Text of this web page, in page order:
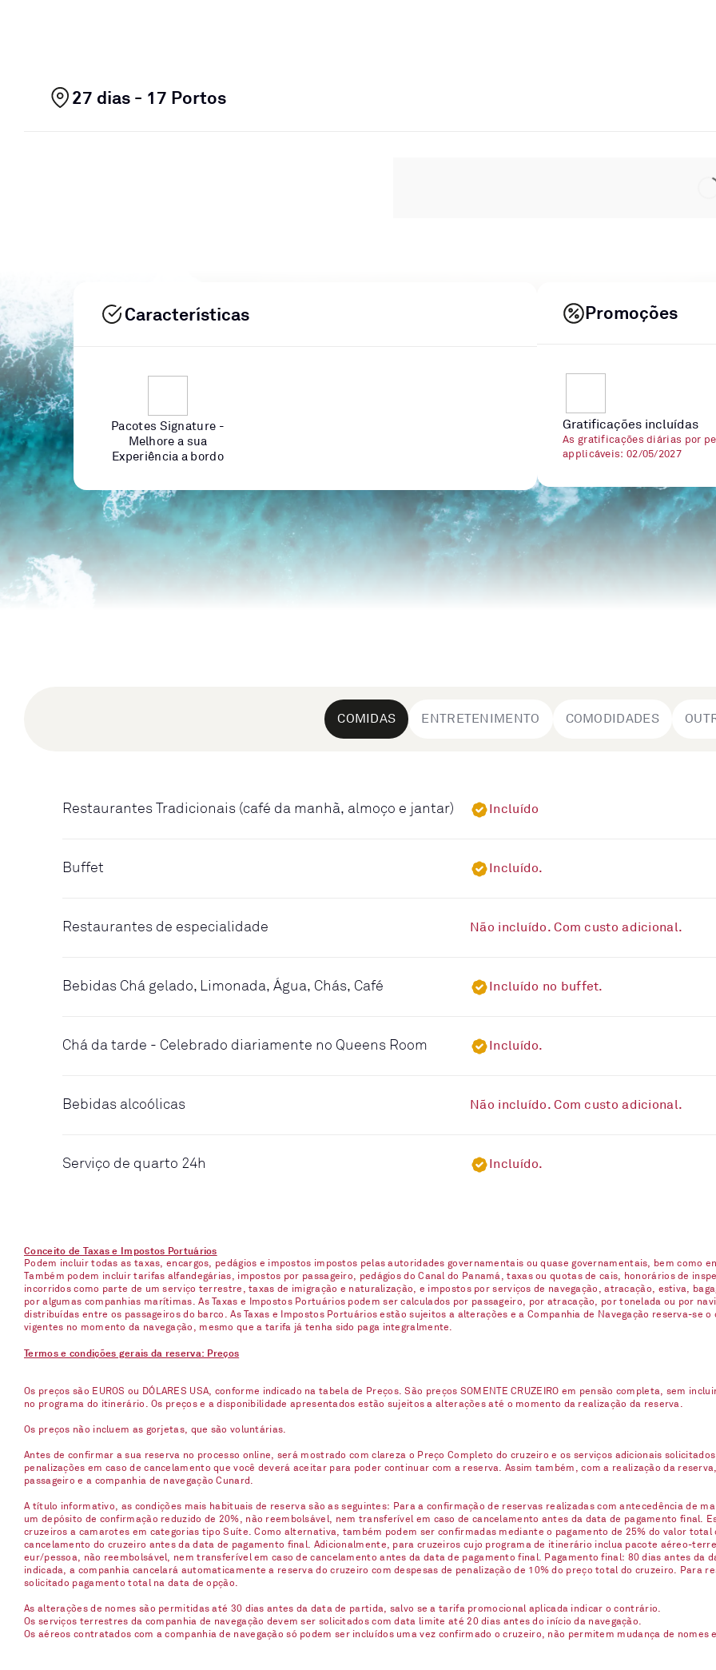
27 dias - 17 Portos
Características
Pacotes Signature -
Melhore a sua
Experiência a bordo
Promoções
Gratificações incluídas
As gratificações diárias por
applicáveis: 02/05/2027
COMIDAS ENTRETENIMENTO COMODIDADES
Restaurantes Tradicionais (café da manhã, almoço e jantar) Incluído
Buffet Incluído.
Restaurantes de especialidade Não incluído. Com custo adicional.
Bebidas Chá gelado, Limonada, Água, Chás, Café Incluído no buffet.
Chá da tarde - Celebrado diariamente no Queens Room Incluído.
Bebidas alcoólicas Não incluído. Com custo adicional.
Serviço de quarto 24h Incluído.
Conceito de Taxas e Impostos Portuários
Podem incluir todas as taxas, encargos, pedágios e impostos impostos pelas autoridades governamentais ou quase governamentais, bem como
Também podem incluir tarifas alfandegárias, impostos por passageiro, pedágios do Canal do Panamá, taxas ou quotas de cais, honorários de
incorridos como parte de um serviço terrestre, taxas de imigração e naturalização, e impostos por serviços de navegação, atracação, estiva,
por algumas companhias marítimas. As Taxas e Impostos Portuários podem ser calculados por passageiro, por atracação, por tonelada ou por
distribuídas entre os passageiros do barco. As Taxas e Impostos Portuários estão sujeitos a alterações e a Companhia de Navegação reserva-se
vigentes no momento da navegação, mesmo que a tarifa já tenha sido paga integralmente.
Termos e condições gerais da reserva: Preços
Os preços são EUROS ou DÓLARES USA, conforme indicado na tabela de Preços. São preços SOMENTE CRUZEIRO em pensão completa, sem
no programa do itinerário. Os preços e a disponibilidade apresentados estão sujeitos a alterações até o momento da realização da reserva.
Os preços não incluem as gorjetas, que são voluntárias.
Antes de confirmar a sua reserva no processo online, será mostrado com clareza o Preço Completo do cruzeiro e os serviços adicionais
penalizações em caso de cancelamento que você deverá aceitar para poder continuar com a reserva. Assim também, com a realização da
passageiro e a companhia de navegação Cunard.
A título informativo, as condições mais habituais de reserva são as seguintes: Para a confirmação de reservas realizadas com antecedência de
um depósito de confirmação reduzido de 20%, não reembolsável, nem transferível em caso de cancelamento antes da data de pagamento final.
cruzeiros a camarotes em categorias tipo Suíte. Como alternativa, também podem ser confirmadas mediante o pagamento de 25% do valor
cancelamento do cruzeiro antes da data de pagamento final. Adicionalmente, para cruzeiros cujo programa de itinerário inclua pacote aéreo-
eur/pessoa, não reembolsável, nem transferível em caso de cancelamento antes da data de pagamento final. Pagamento final: 80 dias antes da
indicada, a companhia cancelará automaticamente a reserva do cruzeiro com despesas de penalização de 10% do preço total do cruzeiro. Para
solicitado pagamento total na data de opção.
As alterações de nomes são permitidas até 30 dias antes da data de partida, salvo se a tarifa promocional aplicada indicar o contrário.
Os serviços terrestres da companhia de navegação devem ser solicitados com data limite até 20 dias antes do início da navegação.
Os aéreos contratados com a companhia de navegação só podem ser incluídos uma vez confirmado o cruzeiro, não permitem mudança de